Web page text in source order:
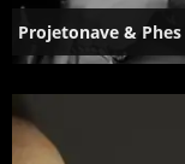
Projetonave &